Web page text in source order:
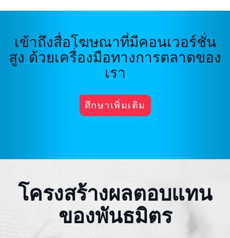
เข้าถึงสื่อโฆษณาที่มีคอนเวอร์ชั่น
สูง ด้วยเครื่องมือทางการตลาดของ
เรา
ศึกษาเพิ่มเติม
โครงสร้างผลตอบแทน
ของพันธมิตร